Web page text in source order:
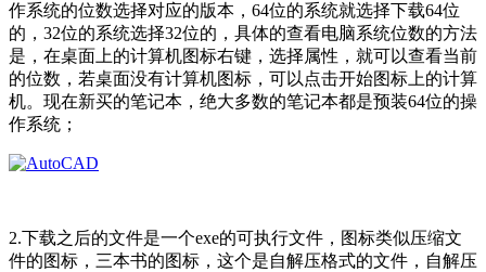
作系统的位数选择对应的版本，64位的系统就选择下载64位
的，32位的系统选择32位的，具体的查看电脑系统位数的方法
是，在桌面上的计算机图标右键，选择属性，就可以查看当前
的位数，若桌面没有计算机图标，可以点击开始图标上的计算
机。现在新买的笔记本，绝大多数的笔记本都是预装64位的操
作系统；
2.下载之后的文件是一个exe的可执行文件，图标类似压缩文
件的图标，三本书的图标，这个是自解压格式的文件，自解压